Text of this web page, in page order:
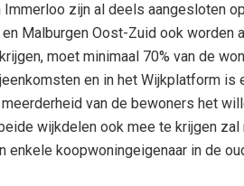
zijn al deels aangesloten
Malburgen Oost-Zuid ook worden
moet minimaal 70% van de
en in het Wijkplatform is
van de bewoners het
wijkdelen ook mee te krijgen
enkele koopwoningeigenaar in de